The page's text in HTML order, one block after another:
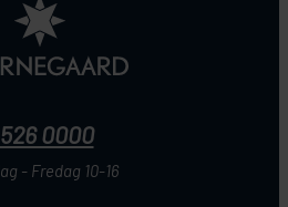
0000
- Fredag 10-16